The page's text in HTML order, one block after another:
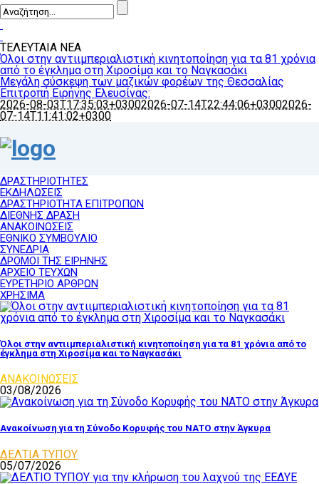
ΤΕΛΕΥΤΑΙΑ ΝΕΑ
Όλοι στην αντιιμπεριαλιστική κινητοποίηση για τα 81 χρόνια
από το έγκλημα στη Χιροσίμα και το Ναγκασάκι
Μεγάλη σύσκεψη των μαζικών φορέων της Θεσσαλίας
Επιτροπή Ειρήνης Ελευσίνας:
2026-08-03T17:35:03+03002026-07-14T22:44:06+03002026-
07-14T11:41:02+0300
ΔΡΑΣΤΗΡΙΟΤΗΤΕΣ
ΕΚΔΗΛΩΣΕΙΣ
ΔΡΑΣΤΗΡΙΟΤΗΤΑ ΕΠΙΤΡΟΠΩΝ
ΔΙΕΘΝΗΣ ΔΡΑΣΗ
ΑΝΑΚΟΙΝΩΣΕΙΣ
ΕΘΝΙΚΟ ΣΥΜΒΟΥΛΙΟ
ΣΥΝΕΔΡΙΑ
ΔΡΟΜΟΙ ΤΗΣ ΕΙΡΗΝΗΣ
ΑΡΧΕΙΟ ΤΕΥΧΩΝ
ΕΥΡΕΤΗΡΙΟ ΑΡΘΡΩΝ
ΧΡΗΣΙΜΑ
Όλοι στην αντιιμπεριαλιστική κινητοποίηση για τα 81 χρόνια από το
έγκλημα στη Χιροσίμα και το Ναγκασάκι
ΑΝΑΚΟΙΝΩΣΕΙΣ
03/08/2026
Ανακοίνωση για τη Σύνοδο Κορυφής του ΝΑΤΟ στην Άγκυρα
ΔΕΛΤΙΑ ΤΥΠΟΥ
05/07/2026